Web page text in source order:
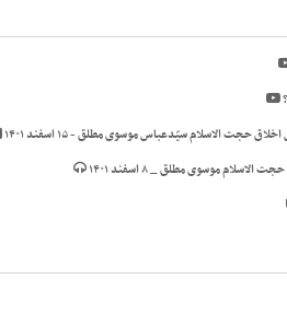
حجت الاسلام سیّدعباس موسوی مطلق - ۱۵ اسفند ۱۴۰۱
موسوی مطلق _ ۸ اسفند ۱۴۰۱